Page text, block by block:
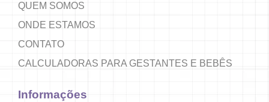
QUEM SOMOS
ONDE ESTAMOS
CONTATO
CALCULADORAS PARA GESTANTES E BEBÊS
Informações